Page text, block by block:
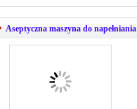
Aseptyczna maszyna do napełniania